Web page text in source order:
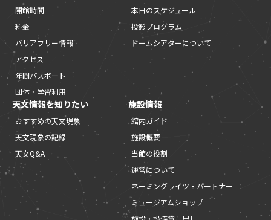
開館時間
料金
バリアフリー情報
アクセス
年間パスポート
団体・学習利用
本日のスケジュール
投影プログラム
ドームシアターについて
天文情報を知りたい
おすすめの天文現象
天文現象の記録
天文Q&A
施設情報
館内ガイド
施設概要
当館の役割
運営について
ネーミングライツ・パートナー
ミュージアムショップ